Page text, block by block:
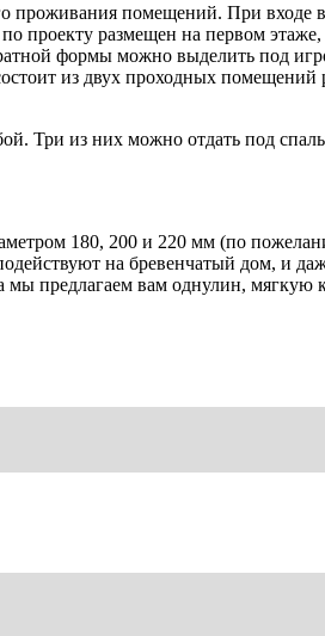
проживания помещений. При
проекту размещен на первом
формы можно выделить под
из двух проходных
Три из них можно отдать под
180, 200 и 220 мм (по
на бревенчатый дом, и
мы предлагаем вам однулин,